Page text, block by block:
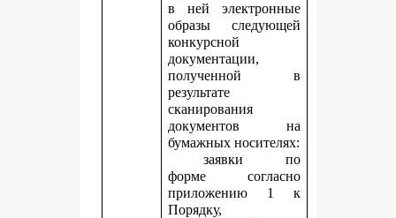
в ней электронные
образы следующей
конкурсной
документации,
полученной в
результате
сканирования
документов на
бумажных носителях:
заявки по
форме согласно
приложению 1 к
Порядку,